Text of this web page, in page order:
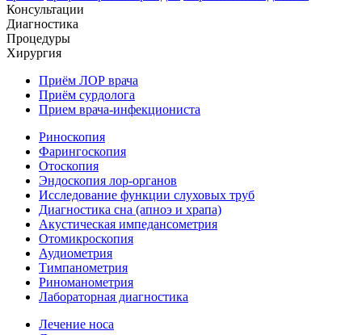
Консультации
Диагностика
Процедуры
Хирургия
Приём ЛОР врача
Приём сурдолога
Прием врача-инфекциониста
Риноскопия
Фарингоскопия
Отоскопия
Эндоскопия лор-органов
Исследование функции слуховых труб
Диагностика сна (апноэ и храпа)
Акустическая импедансометрия
Отомикроскопия
Аудиометрия
Тимпанометрия
Риноманометрия
Лабораторная диагностика
Лечение носа